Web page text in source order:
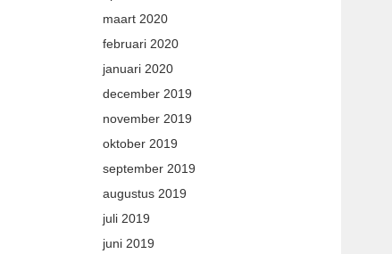
maart 2020
februari 2020
januari 2020
december 2019
november 2019
oktober 2019
september 2019
augustus 2019
juli 2019
juni 2019